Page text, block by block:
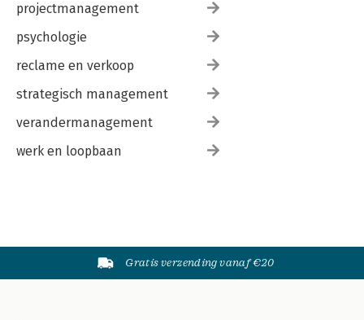
projectmanagement
psychologie
reclame en verkoop
strategisch management
verandermanagement
werk en loopbaan
Gratis verzending vanaf €20